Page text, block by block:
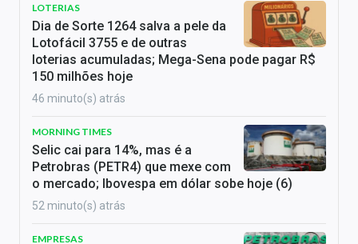
LOTERIAS
Dia de Sorte 1264 salva a pele da
Lotofácil 3755 e de outras
loterias acumuladas; Mega-Sena pode pagar R$
150 milhões hoje
46 minuto(s) atrás
MORNING TIMES
Selic cai para 14%, mas é a
Petrobras (PETR4) que mexe com
o mercado; Ibovespa em dólar sobe hoje (6)
52 minuto(s) atrás
EMPRESAS